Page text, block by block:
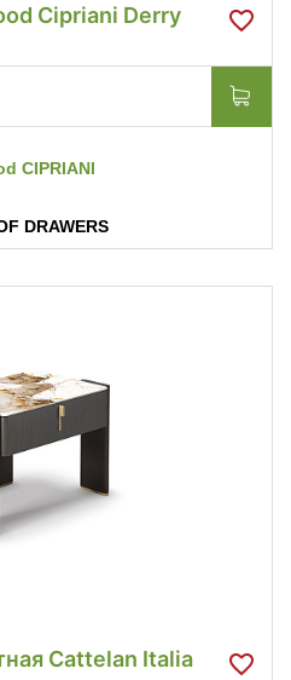
Cipriani Derry
CIPRIANI
DRAWERS
Cattelan Italia